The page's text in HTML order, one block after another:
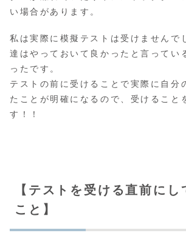
い場合があります。
私は実際に模擬テストは受けませんで
達はやっておいて良かったと言ってい
ったです。
テストの前に受けることで実際に自分
たことが明確になるので、受けること
す！！
【テストを受ける直前にし
こと】